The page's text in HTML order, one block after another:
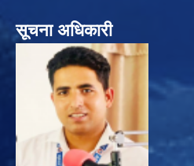
सूचना अधिकारी